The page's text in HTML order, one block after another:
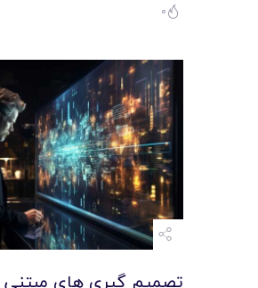
0
تصمیم‌ گیری ‌های مبتنی